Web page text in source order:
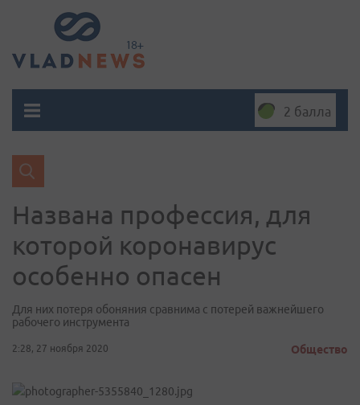
2 балла
Названа профессия, для
которой коронавирус
особенно опасен
Для них потеря обоняния сравнима с потерей важнейшего
рабочего инструмента
2:28, 27 ноября 2020 Общество